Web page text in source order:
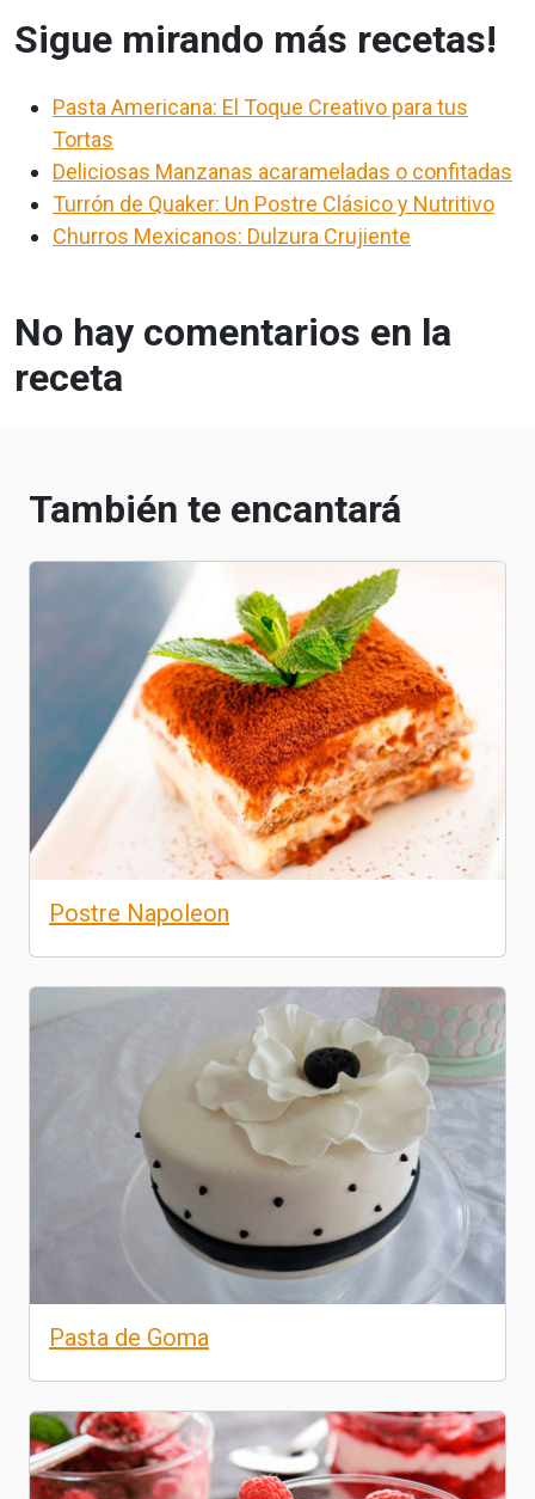
Sigue mirando más recetas!
Pasta Americana: El Toque Creativo para tus
Tortas
Deliciosas Manzanas acarameladas o confitadas
Turrón de Quaker: Un Postre Clásico y Nutritivo
Churros Mexicanos: Dulzura Crujiente
No hay comentarios en la
receta
También te encantará
Postre Napoleon
Pasta de Goma